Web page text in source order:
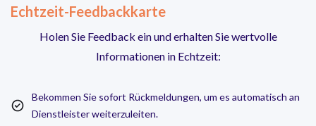
Echtzeit-Feedbackkarte
Holen Sie Feedback ein und erhalten Sie wertvolle
Informationen in Echtzeit:
Bekommen Sie sofort Rückmeldungen, um es automatisch an
Dienstleister weiterzuleiten.